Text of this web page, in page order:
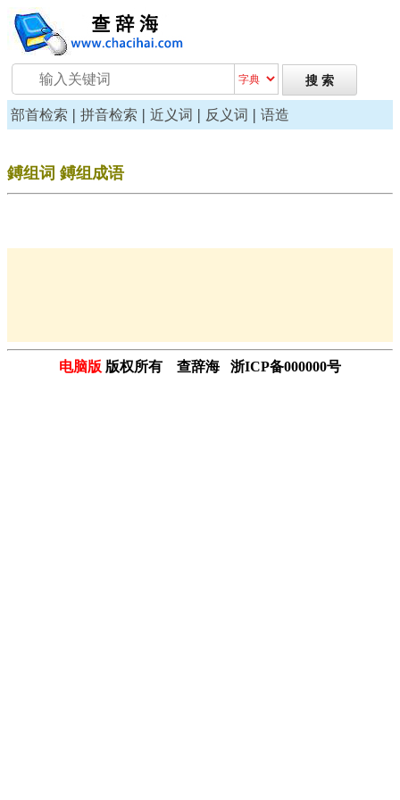
部首检索 | 拼音检索 | 近义词 | 反义词 | 语造
鎛组词 鎛组成语
电脑版 版权所有 查辞海 浙ICP备000000号